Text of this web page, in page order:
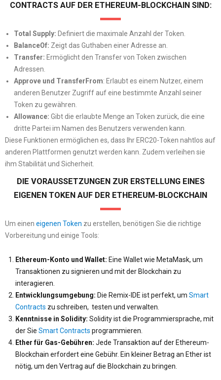
CONTRACTS AUF DER ETHEREUM-BLOCKCHAIN SIND:
Total Supply: Definiert die maximale Anzahl der Token.
BalanceOf: Zeigt das Guthaben einer Adresse an.
Transfer: Ermöglicht den Transfer von Token zwischen
Adressen.
Approve und TransferFrom: Erlaubt es einem Nutzer, einem
anderen Benutzer Zugriff auf eine bestimmte Anzahl seiner
Token zu gewähren.
Allowance: Gibt die erlaubte Menge an Token zurück, die eine
dritte Partei im Namen des Benutzers verwenden kann.
Diese Funktionen ermöglichen es, dass Ihr ERC20-Token nahtlos auf
anderen Plattformen genutzt werden kann. Zudem verleihen sie
ihm Stabilität und Sicherheit.
DIE VORAUSSETZUNGEN ZUR ERSTELLUNG EINES
EIGENEN TOKEN AUF DER ETHEREUM-BLOCKCHAIN
Um einen eigenen Token zu erstellen, benötigen Sie die richtige
Vorbereitung und einige Tools:
Ethereum-Konto und Wallet: Eine Wallet wie MetaMask, um
Transaktionen zu signieren und mit der Blockchain zu
interagieren.
Entwicklungsumgebung: Die Remix-IDE ist perfekt, um Smart
Contracts zu schreiben, testen und verwalten.
Kenntnisse in Solidity: Solidity ist die Programmiersprache, mit
der Sie Smart Contracts programmieren.
Ether für Gas-Gebühren: Jede Transaktion auf der Ethereum-
Blockchain erfordert eine Gebühr. Ein kleiner Betrag an Ether ist
nötig, um den Vertrag auf die Blockchain zu bringen.